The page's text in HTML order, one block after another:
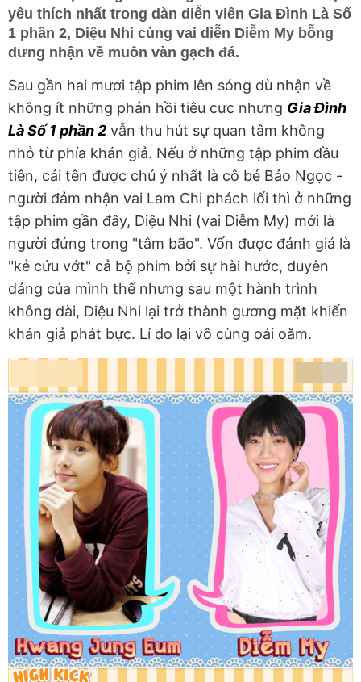
yêu thích nhất trong dàn diễn viên Gia Đình Là Số
1 phần 2, Diệu Nhi cùng vai diễn Diễm My bỗng
dưng nhận về muôn vàn gạch đá.
Sau gần hai mươi tập phim lên sóng dù nhận về
không ít những phản hồi tiêu cực nhưng Gia Đình
Là Số 1 phần 2 vẫn thu hút sự quan tâm không
nhỏ từ phía khán giả. Nếu ở những tập phim đầu
tiên, cái tên được chú ý nhất là cô bé Bảo Ngọc -
người đảm nhận vai Lam Chi phách lối thì ở những
tập phim gần đây, Diệu Nhi (vai Diễm My) mới là
người đứng trong "tâm bão". Vốn được đánh giá là
"kẻ cứu vớt" cả bộ phim bởi sự hài hước, duyên
dáng của mình thế nhưng sau một hành trình
không dài, Diệu Nhi lại trở thành gương mặt khiến
khán giả phát bực. Lí do lại vô cùng oái oăm.